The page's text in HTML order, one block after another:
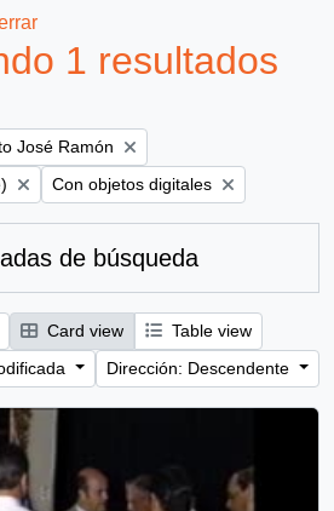
1 resultados
José Ramón
Remove filter:
Con objetos digitales
de búsqueda
Card view
Table view
Dirección: Descendente